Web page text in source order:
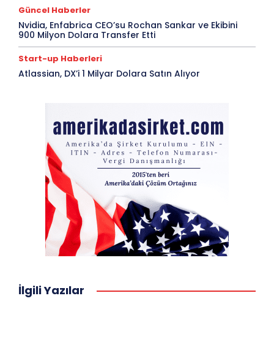
Güncel Haberler
Nvidia, Enfabrica CEO’su Rochan Sankar ve Ekibini
900 Milyon Dolara Transfer Etti
Start-up Haberleri
Atlassian, DX’i 1 Milyar Dolara Satın Alıyor
İlgili Yazılar